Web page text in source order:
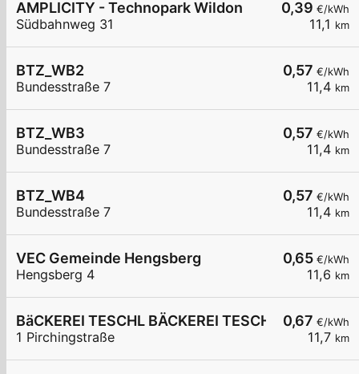
0,39 €/kWh
11,1 km
AMPLICITY - Technopark Wildon
Südbahnweg 31
0,57 €/kWh
11,4 km
BTZ_WB2
Bundesstraße 7
0,57 €/kWh
11,4 km
BTZ_WB3
Bundesstraße 7
0,57 €/kWh
11,4 km
BTZ_WB4
Bundesstraße 7
0,65 €/kWh
11,6 km
VEC Gemeinde Hengsberg
Hengsberg 4
0,67 €/kWh
11,7 km
BäCKEREI TESCHL BÄCKEREI TESCHL
1 Pirchingstraße